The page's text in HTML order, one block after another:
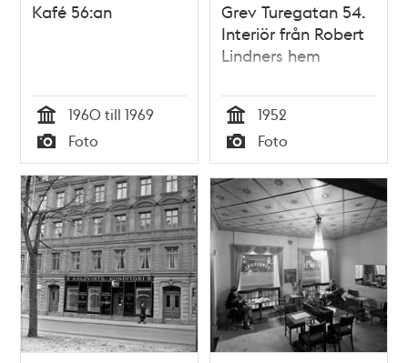
Kafé 56:an
Tid
1960 till 1969
Typ
Foto
Grev Turegatan 54.
Interiör från Robert
Lindners hem
Tid
1952
Typ
Foto